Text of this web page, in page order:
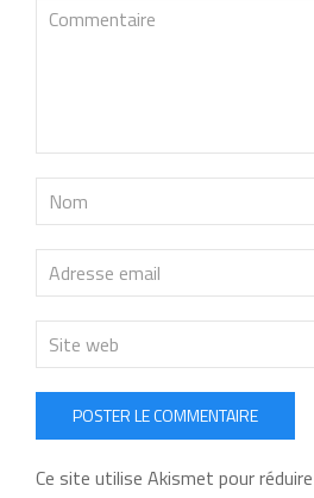
POSTER LE COMMENTAIRE
Ce site utilise Akismet pour